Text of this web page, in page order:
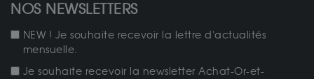
NOS NEWSLETTERS
NEW ! Je souhaite recevoir la lettre d'actualités
mensuelle.
Je souhaite recevoir la newsletter Achat-Or-et-